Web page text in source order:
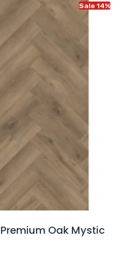
Sale 14%
Oak Mystic